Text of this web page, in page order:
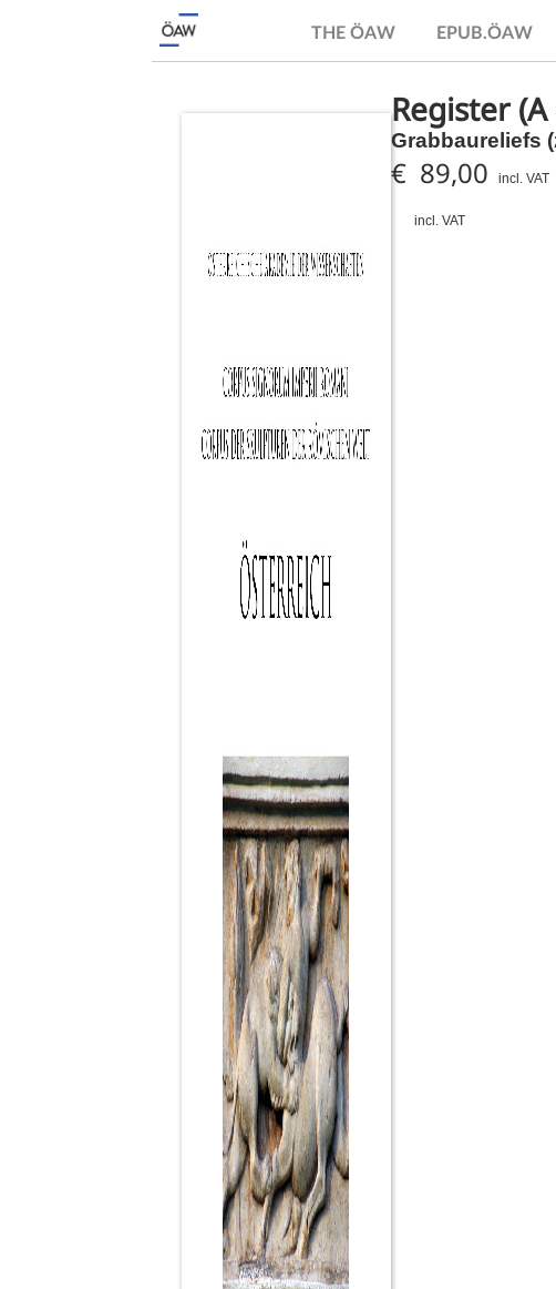
THE ÖAW EPUB.ÖAW
Register (A
Grabbaureliefs
€ 89,00 incl. VAT
incl. VAT